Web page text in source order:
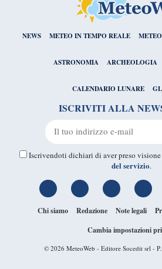
NEWS METEO IN TEMPO REALE METEO
ASTRONOMIA ARCHEOLOGIA
CALENDARIO LUNARE
ISCRIVITI ALLA
Iscrivendoti dichiari di aver preso
del servizio.
Chi siamo Redazione Note legali
Cambia impostazioni
© 2026 MeteoWeb - Editore Socedit srl -